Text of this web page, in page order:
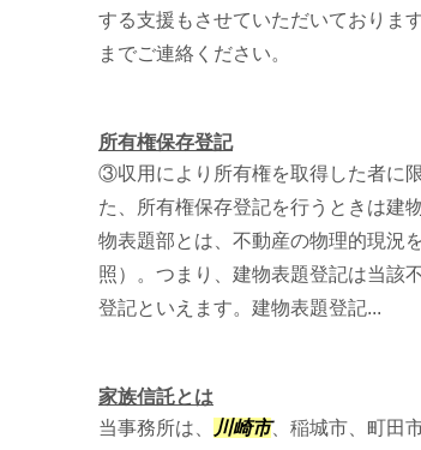
する支援もさせていただいておりま
までご連絡ください。
所有権保存登記
③収用により所有権を取得した者に
た、所有権保存登記を行うときは建
物表題部とは、不動産の物理的現況
照）。つまり、建物表題登記は当該
登記といえます。建物表題登記...
家族信託とは
当事務所は、
川崎市、稲城市、町田